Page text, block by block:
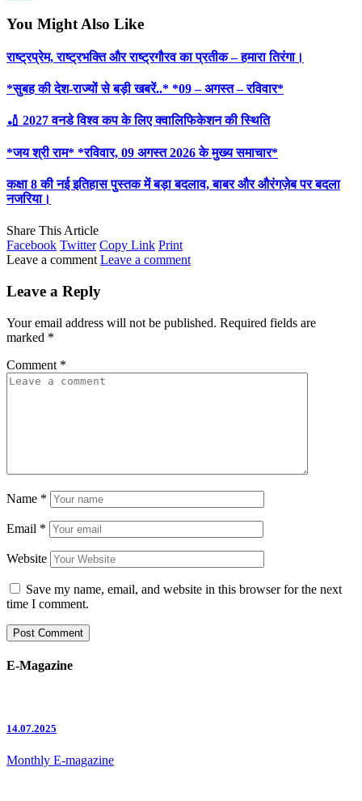
You Might Also Like
राष्ट्रप्रेम, राष्ट्रभक्ति और राष्ट्रगौरव का प्रतीक – हमारा तिरंगा।
*सुबह की देश-राज्यों से बड़ी खबरें..* *09 – अगस्त – रविवार*
🏏 2027 वनडे विश्व कप के लिए क्वालिफिकेशन की स्थिति
*जय श्री राम* *रविवार, 09 अगस्त 2026 के मुख्य समाचार*
कक्षा 8 की नई इतिहास पुस्तक में बड़ा बदलाव, बाबर और औरंगज़ेब पर बदला
नजरिया।
Share This Article
Facebook Twitter Copy Link Print
Leave a comment Leave a comment
Leave a Reply
Your email address will not be published. Required fields are
marked *
Comment *
Name *
Email *
Website
Save my name, email, and website in this browser for the next
time I comment.
E-Magazine
14.07.2025
Monthly E-magazine